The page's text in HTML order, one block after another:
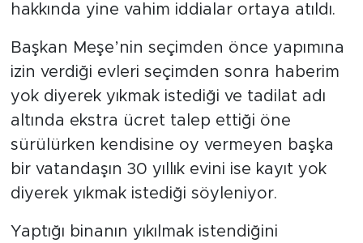
hakkında yine vahim iddialar ortaya atıldı.
Başkan Meşe’nin seçimden önce yapımına
izin verdiği evleri seçimden sonra haberim
yok diyerek yıkmak istediği ve tadilat adı
altında ekstra ücret talep ettiği öne
sürülürken kendisine oy vermeyen başka
bir vatandaşın 30 yıllık evini ise kayıt yok
diyerek yıkmak istediği söyleniyor.
Yaptığı binanın yıkılmak istendiğini